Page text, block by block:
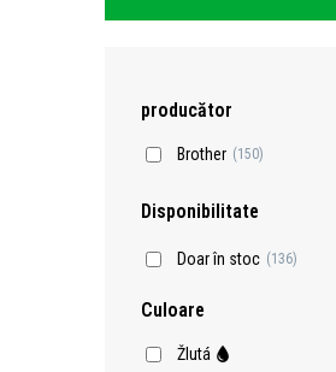
producător
Brother (150)
Disponibilitate
Doar în stoc (136)
Culoare
Žlutá